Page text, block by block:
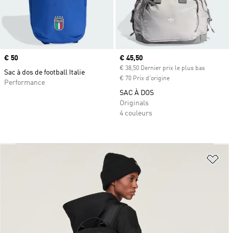
Prix
€ 50
Sac à dos de football Italie
Performance
Prix actuel
€ 45,50
€ 38,50 Dernier prix le plus bas
€ 70 Prix d'origine
SAC À DOS
Originals
4 couleurs